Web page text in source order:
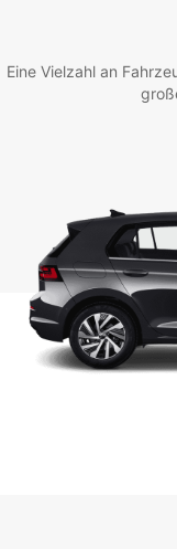
Eine Vielzahl an